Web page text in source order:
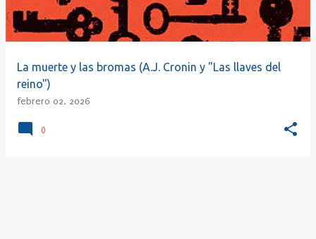
d
La muerte y las bromas (A.J. Cronin y "Las llaves del
reino")
febrero 02, 2026
0